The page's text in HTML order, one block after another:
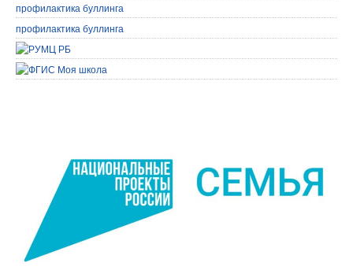
профилактика буллинга
профилактика буллинга